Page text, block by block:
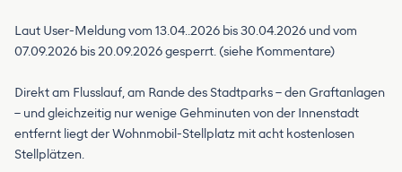
Laut User-Meldung vom 13.04..2026 bis 30.04.2026 und vom
07.09.2026 bis 20.09.2026 gesperrt. (siehe Kommentare)
Direkt am Flusslauf, am Rande des Stadtparks – den Graftanlagen
– und gleichzeitig nur wenige Gehminuten von der Innenstadt
entfernt liegt der Wohnmobil-Stellplatz mit acht kostenlosen
Stellplätzen.